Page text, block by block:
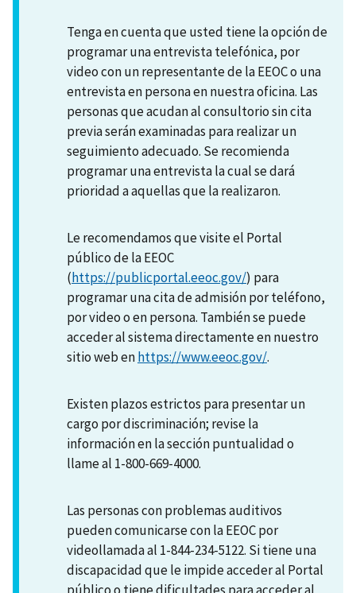
Tenga en cuenta que usted tiene la opción de
programar una entrevista telefónica, por
video con un representante de la EEOC o una
entrevista en persona en nuestra oficina. Las
personas que acudan al consultorio sin cita
previa serán examinadas para realizar un
seguimiento adecuado. Se recomienda
programar una entrevista la cual se dará
prioridad a aquellas que la realizaron.
Le recomendamos que visite el Portal
público de la EEOC
(https://publicportal.eeoc.gov/) para
programar una cita de admisión por teléfono,
por video o en persona. También se puede
acceder al sistema directamente en nuestro
sitio web enhttps://www.eeoc.gov/.
Existen plazos estrictos para presentar un
cargo por discriminación; revise la
información en la sección puntualidad o
llame al 1-800-669-4000.
Las personas con problemas auditivos
pueden comunicarse con la EEOC por
videollamada al 1-844-234-5122. Si tiene una
discapacidad que le impide acceder al Portal
público o tiene dificultades para acceder al